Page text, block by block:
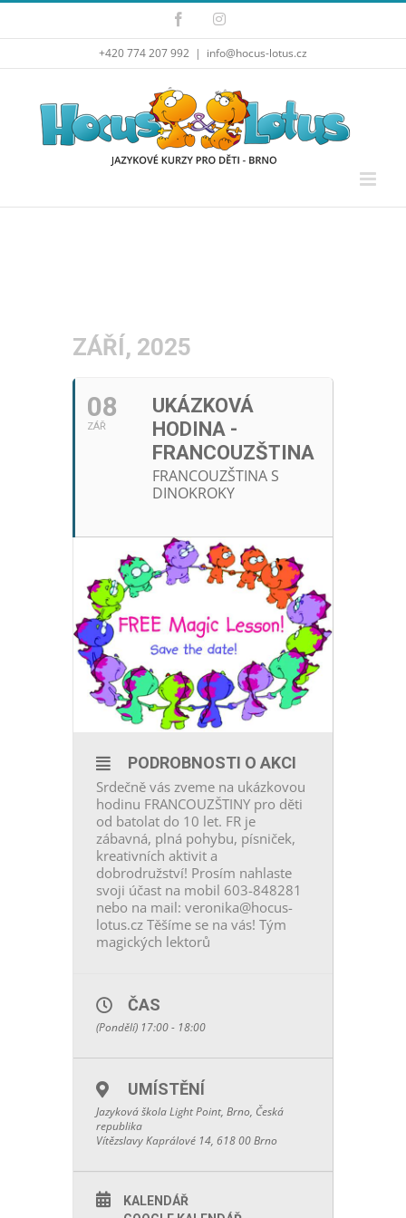
Přeskočit
obsah
FacebookInstagram
+420 774 207 992 | info@hocus-lotus.cz
ZÁŘÍ, 2025
08
ZÁŘ
UKÁZKOVÁ
HODINA -
FRANCOUZŠTINA
FRANCOUZŠTINA S
DINOKROKY
PODROBNOSTI O AKCI
Srdečně vás zveme na ukázkovou
hodinu FRANCOUZŠTINY pro děti
od batolat do 10 let. FR je
zábavná, plná pohybu, písniček,
kreativních aktivit a
dobrodružství! Prosím nahlaste
svoji účast na mobil 603-848281
nebo na mail: veronika@hocus-
lotus.cz Těšíme se na vás! Tým
magických lektorů
ČAS
(Pondělí) 17:00 - 18:00
UMÍSTĚNÍ
Jazyková škola Light Point, Brno, Česká
republika
Vítězslavy Kaprálové 14, 618 00 Brno
KALENDÁŘ